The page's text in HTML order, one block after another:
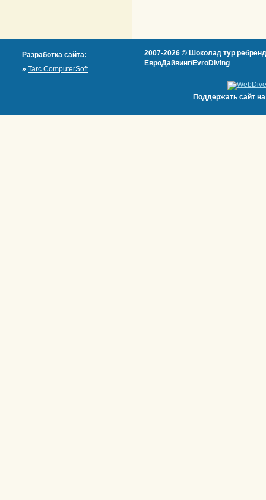
Разработка сайта:
» Tarc ComputerSoft
2007-2026 © Шоколад тур
ЕвроДайвинг/EvroDiving
Поддержать сайт